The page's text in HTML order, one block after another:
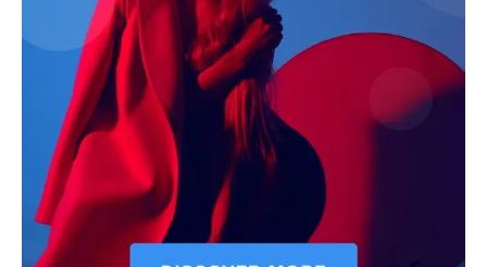
Privacy Policy
Terms of Use Agreement
Facebook
X WhatsApp
Share